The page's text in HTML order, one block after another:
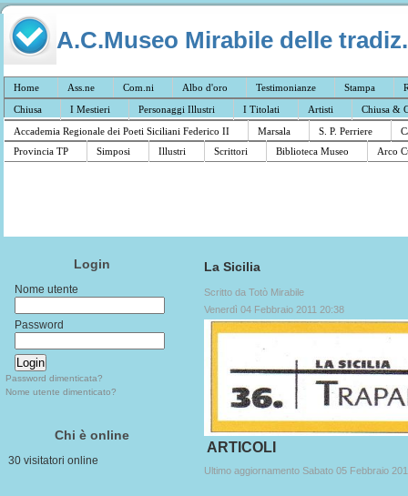
A.C.Museo Mirabile delle
Home Ass.ne Com.ni Albo d'oro Testimonianze Stampa
Chiusa
I Mestieri Personaggi Illustri I Titolati Artisti
Chiusa &
Accademia Regionale dei Poeti Siciliani Federico II
Marsala S. P. Perriere
Provincia TP
Simposi Illustri Scrittori Biblioteca Museo Arco
Login
Nome utente
Password
Password dimenticata?
Nome utente dimenticato?
Chi è online
30 visitatori online
La Sicilia
Scritto da Totò Mirabile
Venerdì 04 Febbraio 2011 20:38
ARTICOLI
Ultimo aggiornamento Sabato 05 Febbraio